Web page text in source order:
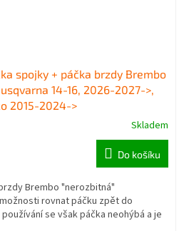
spojky + páčka brzdy Brembo
14-16, 2026-2027->,
2015-2024->
Skladem
Do košíku
Brembo "nerozbitná"
rovnat páčku zpět do
se však páčka neohýbá a je